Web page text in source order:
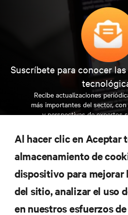
Suscríbete para conocer
Recibe actualizaciones
más importantes del sector,
y perspectivas de expertos
REGÍSTRATE
SOPORTE
Al hacer clic en Aceptar
almacenamiento de
dispositivo para mejorar
del sitio, analizar el uso
en nuestros esfuerzos